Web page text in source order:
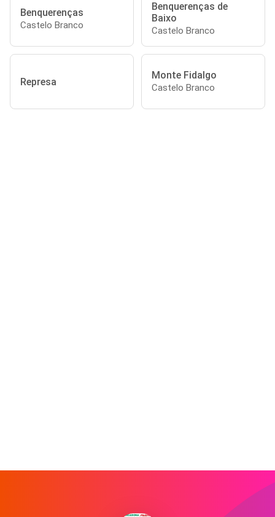
Benquerenças
Castelo Branco
Benquerenças de
Baixo
Castelo Branco
Represa
Monte Fidalgo
Castelo Branco